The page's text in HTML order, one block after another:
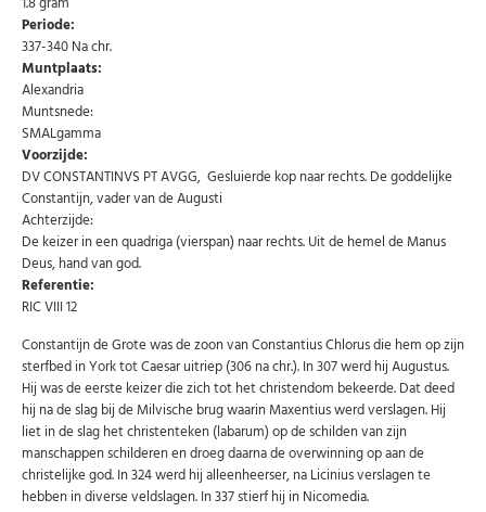
Schrijf u in voor onze gratis nieuwsbrief en ontvang
wekelijks een overzicht van de nieuwste munten en
Uw
email
U kunt zich op elk moment weer afmelden via de nieuwsbrief.
Uw gegevens worden niet gedeeld met derden
Niet meer opnieuw tonen.
Periode:
337-340 Na chr.
Muntplaats:
Alexandria
Muntsnede:
SMALgamma
Voorzijde:
DV CONSTANTINVS PT AVGG, Gesluierde kop naar rechts. De goddelijke
Constantijn, vader van de Augusti
Achterzijde:
De keizer in een quadriga (vierspan) naar rechts. Uit de hemel de Manus
Deus, hand van god.
Referentie:
RIC VIII 12
Constantijn de Grote was de zoon van Constantius Chlorus die hem op zijn
sterfbed in York tot Caesar uitriep (306 na chr.). In 307 werd hij Augustus.
Hij was de eerste keizer die zich tot het christendom bekeerde. Dat deed
hij na de slag bij de Milvische brug waarin Maxentius werd verslagen. Hij
liet in de slag het christenteken (labarum) op de schilden van zijn
manschappen schilderen en droeg daarna de overwinning op aan de
christelijke god. In 324 werd hij alleenheerser, na Licinius verslagen te
hebben in diverse veldslagen. In 337 stierf hij in Nicomedia.